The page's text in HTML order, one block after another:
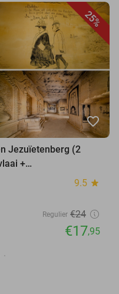
25%
favorite_border
Jezuïetenberg (2
+
9.5 star
Regulier €24
€17,95